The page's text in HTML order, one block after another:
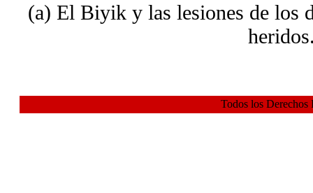
(a) El Biyik y las lesiones de los
Todos los Derechos